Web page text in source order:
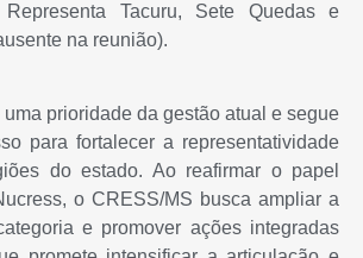
Tacuru, Sete Quedas e
na reunião).
prioridade da gestão atual e segue
para fortalecer a representatividade
do estado. Ao reafirmar o papel
o CRESS/MS busca ampliar a
e promover ações integradas